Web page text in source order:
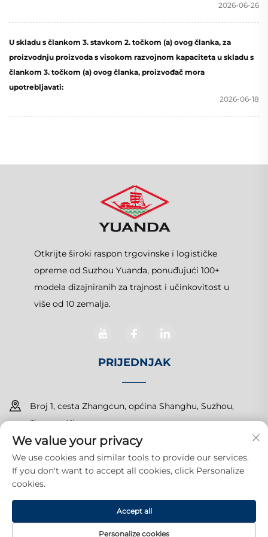
2026-06-26
U skladu s člankom 3. stavkom 2. točkom (a) ovog članka, za
proizvodnju proizvoda s visokom razvojnom kapaciteta u skladu s
člankom 3. točkom (a) ovog članka, proizvođač mora
upotrebljavati:
2026-06-18
Otkrijte široki raspon trgovinske i logističke
opreme od Suzhou Yuanda, ponuđujući 100+
modela dizajniranih za trajnost i učinkovitost u
više od 10 zemalja.
PRIJEDNJAK
Broj 1, cesta Zhangcun, općina Shanghu, Suzhou,
Jiangsu, Kina
+86-15150179453
[email protected]
© 2026 Suzhou Yuanda Commercial Products Co., Ltd.Sva prava
pridržana. Politika privatnosti
We value your privacy
We use cookies and similar tools to provide our services.
If you don't want to accept all cookies, click Personalize
cookies.
Personalize cookies
Accept all